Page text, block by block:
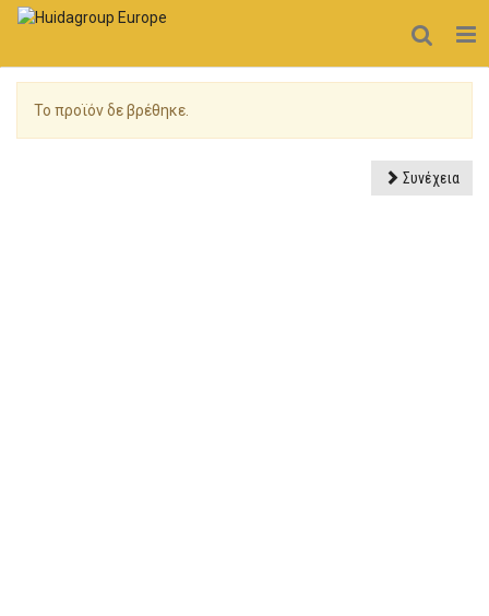
Το προϊόν δε βρέθηκε.
Συνέχεια